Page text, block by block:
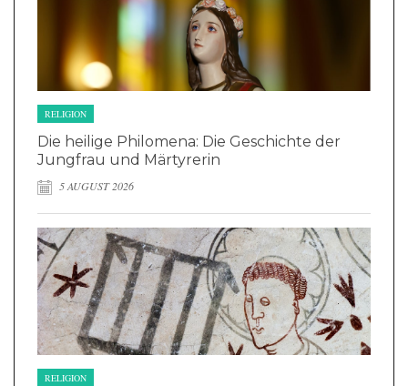
RELIGION
Die heilige Philomena: Die Geschichte der
Jungfrau und Märtyrerin
5 AUGUST 2026
RELIGION